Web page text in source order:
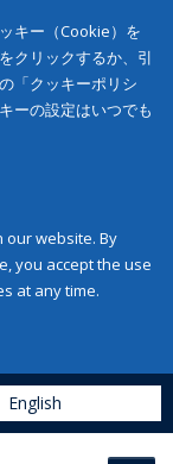
キー（Cookie）を
クリックするか、引
「クッキーポリシ
ーの設定はいつでも
our website. By
you accept the use
at any time.
English